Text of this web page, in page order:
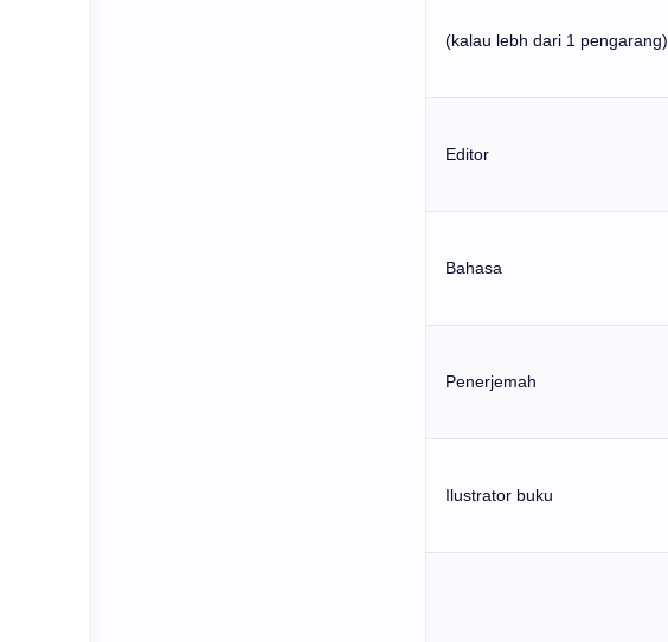
(kalau lebh dari 1 pengarang)
Editor
Bahasa
Penerjemah
Ilustrator buku